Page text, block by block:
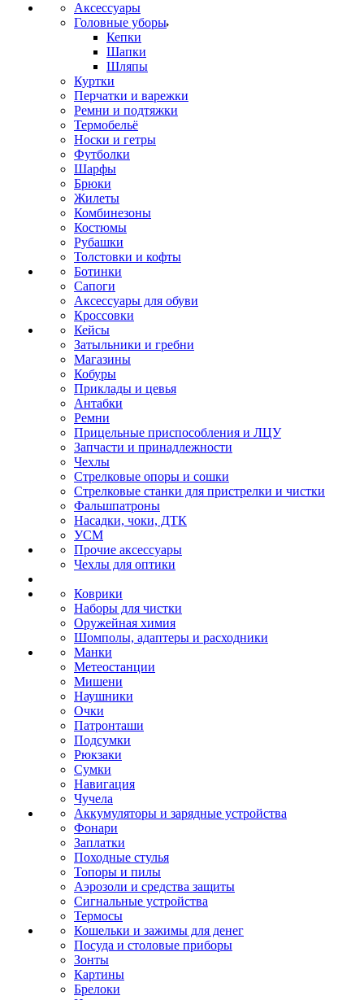
Аксессуары
Головные уборы
Кепки
Шапки
Шляпы
Куртки
Перчатки и варежки
Ремни и подтяжки
Термобельё
Носки и гетры
Футболки
Шарфы
Брюки
Жилеты
Комбинезоны
Костюмы
Рубашки
Толстовки и кофты
Ботинки
Сапоги
Аксессуары для обуви
Кроссовки
Кейсы
Затыльники и гребни
Магазины
Кобуры
Приклады и цевья
Антабки
Ремни
Прицельные приспособления и ЛЦУ
Запчасти и принадлежности
Чехлы
Стрелковые опоры и сошки
Стрелковые станки для пристрелки и чистки
Фальшпатроны
Насадки, чоки, ДТК
УСМ
Прочие аксессуары
Чехлы для оптики
Коврики
Наборы для чистки
Оружейная химия
Шомполы, адаптеры и расходники
Манки
Метеостанции
Мишени
Наушники
Очки
Патронташи
Подсумки
Рюкзаки
Сумки
Навигация
Чучела
Аккумуляторы и зарядные устройства
Фонари
Заплатки
Походные стулья
Топоры и пилы
Аэрозоли и средства защиты
Сигнальные устройства
Термосы
Кошельки и зажимы для денег
Посуда и столовые приборы
Зонты
Картины
Брелоки